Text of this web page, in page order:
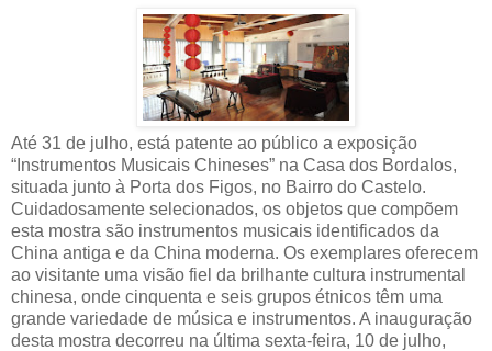
Até 31 de julho, está patente ao público a exposição
“Instrumentos Musicais Chineses” na Casa dos Bordalos,
situada junto à Porta dos Figos, no Bairro do Castelo.
Cuidadosamente selecionados, os objetos que compõem
esta mostra são instrumentos musicais identificados da
China antiga e da China moderna. Os exemplares oferecem
ao visitante uma visão fiel da brilhante cultura instrumental
chinesa, onde cinquenta e seis grupos étnicos têm uma
grande variedade de música e instrumentos. A inauguração
desta mostra decorreu na última sexta-feira, 10 de julho,